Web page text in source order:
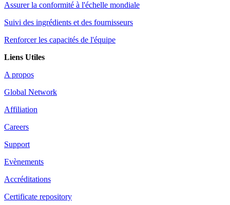
Assurer la conformité à l'échelle mondiale
Suivi des ingrédients et des fournisseurs
Renforcer les capacités de l'équipe
Liens Utiles
A propos
Global Network
Affiliation
Careers
Support
Evènements
Accréditations
Certificate repository